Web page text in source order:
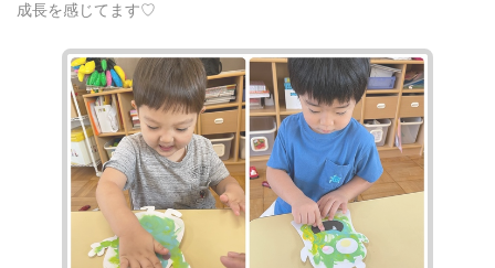
成長を感じてます♡